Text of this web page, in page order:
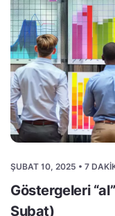
ŞUBAT 10, 2025 • 7
Göstergeleri
Şubat)